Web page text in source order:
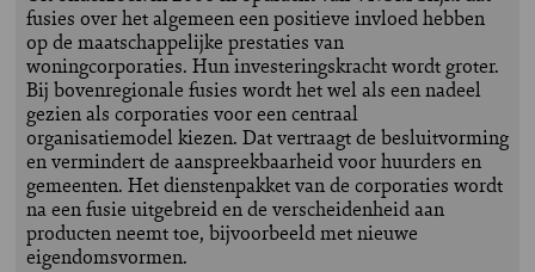
fusies over het algemeen een positieve invloed hebben
op de maatschappelijke prestaties van
woningcorporaties. Hun investeringskracht wordt groter.
Bij bovenregionale fusies wordt het wel als een nadeel
gezien als corporaties voor een centraal
organisatiemodel kiezen. Dat vertraagt de besluitvorming
en vermindert de aanspreekbaarheid voor huurders en
gemeenten. Het dienstenpakket van de corporaties wordt
na een fusie uitgebreid en de verscheidenheid aan
producten neemt toe, bijvoorbeeld met nieuwe
eigendomsvormen.